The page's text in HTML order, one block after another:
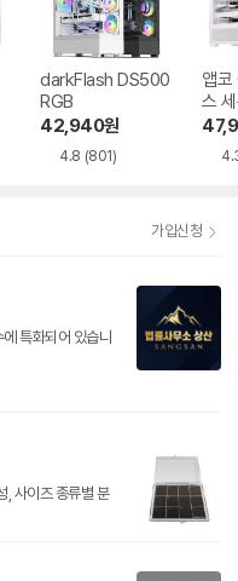
darkFlash DS500
RGB
42,940원
4.8 (801)
앱코
스
가입신청
특화되어 있습니
사이즈 종류별 분